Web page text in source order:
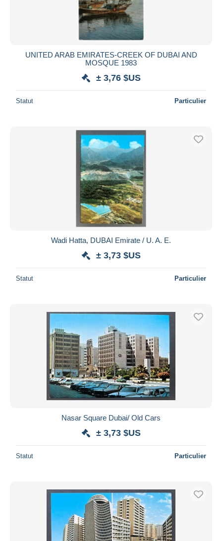
UNITED ARAB EMIRATES-CREEK OF DUBAI AND
MOSQUE 1983
± 3,76 $US
Statut Particulier
Wadi Hatta, DUBAI Emirate / U. A. E.
± 3,73 $US
Statut Particulier
Nasar Square Dubai/ Old Cars
± 3,73 $US
Statut Particulier